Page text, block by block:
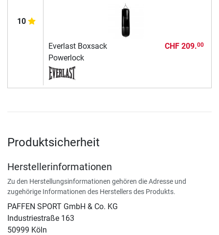
10
Everlast Boxsack
Powerlock
CHF 209.00
Produktsicherheit
Herstellerinformationen
Zu den Herstellungsinformationen gehören die Adresse und
zugehörige Informationen des Herstellers des Produkts.
PAFFEN SPORT GmbH & Co. KG
Industriestraße 163
50999 Köln